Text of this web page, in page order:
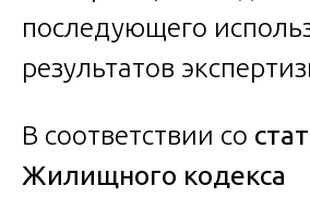
последующего
результатов
В соответствии со
Жилищного кодекса